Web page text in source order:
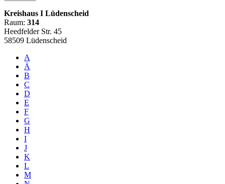
Kreishaus I Lüdenscheid
Raum: 314
Heedfelder Str. 45
58509 Lüdenscheid
A
Ä
B
C
D
E
F
G
H
I
J
K
L
M